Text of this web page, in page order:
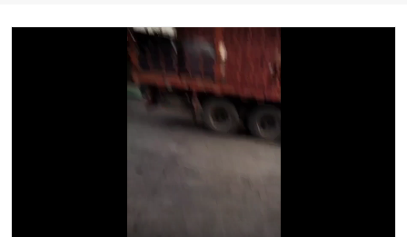
26+32号化妆级白油 46+68号化妆级白油